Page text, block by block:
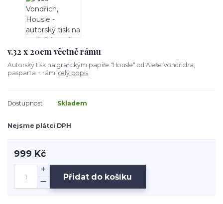
v.32 x 20cm včetně rámu
Autorský tisk na grafickým papíře "Housle" od Aleše Vondřicha,
pasparta + rám. celý popis
Dostupnost Skladem
Nejsme plátci DPH
999 Kč
Přidat do košíku